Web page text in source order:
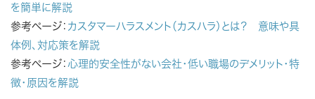
を簡単に解説
参考ページ： カスタマーハラスメント（カスハラ）とは？ 意味や具
体例、対応策を解説
参考ページ： 心理的安全性がない会社・低い職場のデメリット・特
徴・原因を解説